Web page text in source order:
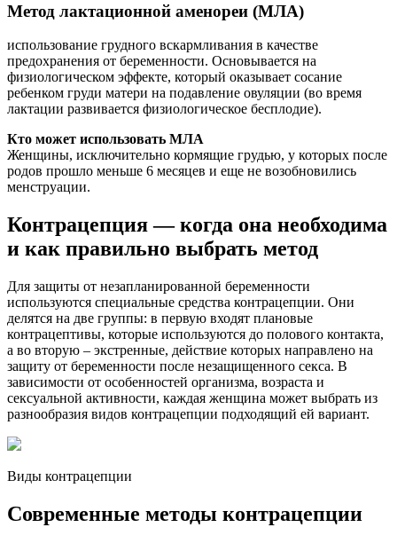
Метод лактационной аменореи (МЛА)
использование грудного вскармливания в качестве
предохранения от беременности. Основывается на
физиологическом эффекте, который оказывает сосание
ребенком груди матери на подавление овуляции (во время
лактации развивается физиологическое бесплодие).
Кто может использовать МЛА
Женщины, исключительно кормящие грудью, у которых после
родов прошло меньше 6 месяцев и еще не возобновились
менструации.
Контрацепция — когда она необходима
и как правильно выбрать метод
Для защиты от незапланированной беременности
используются специальные средства контрацепции. Они
делятся на две группы: в первую входят плановые
контрацептивы, которые используются до полового контакта,
а во вторую – экстренные, действие которых направлено на
защиту от беременности после незащищенного секса. В
зависимости от особенностей организма, возраста и
сексуальной активности, каждая женщина может выбрать из
разнообразия видов контрацепции подходящий ей вариант.
Виды контрацепции
Современные методы контрацепции